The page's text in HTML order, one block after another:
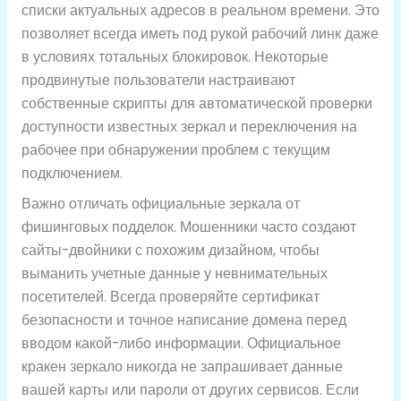
списки актуальных адресов в реальном времени. Это
позволяет всегда иметь под рукой рабочий линк даже
в условиях тотальных блокировок. Некоторые
продвинутые пользователи настраивают
собственные скрипты для автоматической проверки
доступности известных зеркал и переключения на
рабочее при обнаружении проблем с текущим
подключением.
Важно отличать официальные зеркала от
фишинговых подделок. Мошенники часто создают
сайты-двойники с похожим дизайном, чтобы
выманить учетные данные у невнимательных
посетителей. Всегда проверяйте сертификат
безопасности и точное написание домена перед
вводом какой-либо информации. Официальное
кракен зеркало никогда не запрашивает данные
вашей карты или пароли от других сервисов. Если